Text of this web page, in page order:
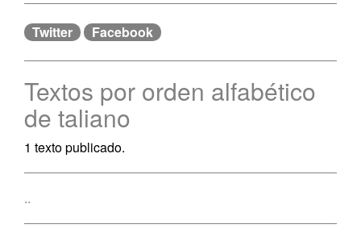
Twitter Facebook
Textos por orden alfabético
de taliano
1 texto publicado.
..